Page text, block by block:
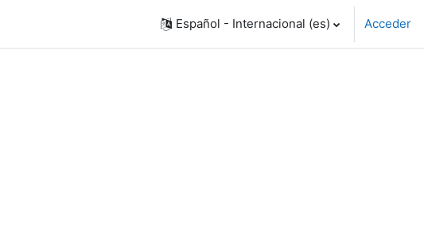
Español - Internacional ‎(es)‎ Acceder
cursos